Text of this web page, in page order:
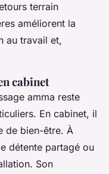
terrain
améliorent la
au travail et,
cabinet
amma reste
En cabinet, il
de bien-être. À
détente partagé ou
Son